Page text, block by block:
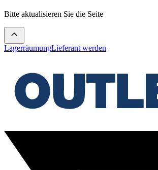
Bitte aktualisieren Sie die Seite
LagerräumungLieferant werden